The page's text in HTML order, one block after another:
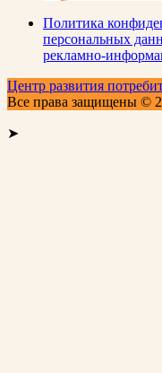
Политика
персональных
рекламно-
Центр развития
Все права защищены ©
➤